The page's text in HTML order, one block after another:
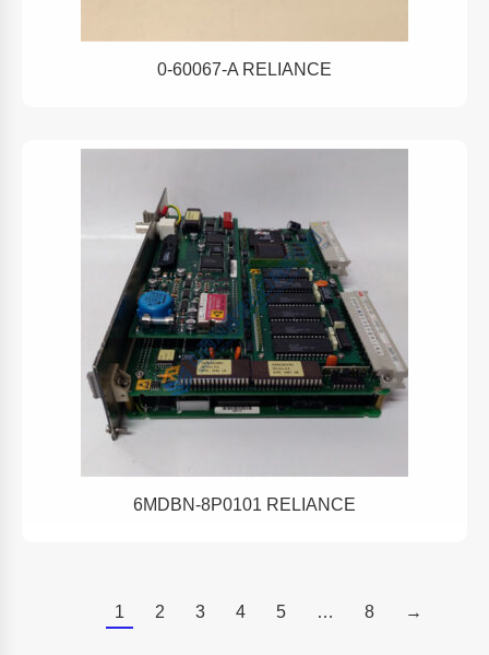
0-60067-A RELIANCE
6MDBN-8P0101 RELIANCE
1 2 3 4 5 … 8 →